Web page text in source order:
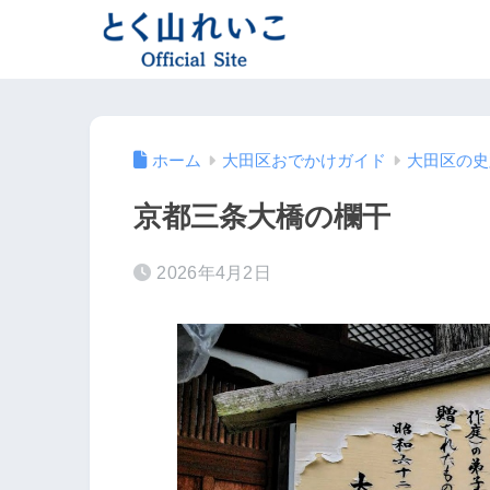
ホーム 大田区おでかけガイド 大田区の
京都三条大橋の欄干
2026年4月2日